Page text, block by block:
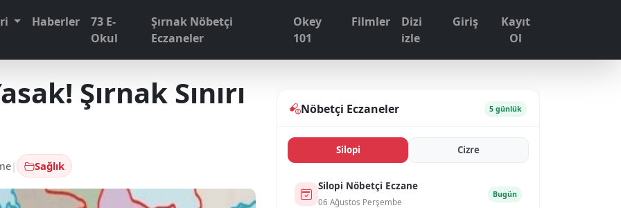
Haberler
73 E-
Okul
Şırnak Nöbetçi
Eczaneler
Okey
101
Filmler
Dizi
izle
Giriş
Kayıt
Ol
Şırnak Sınırı
| Sağlık
Nöbetçi Eczaneler 5 günlük
Si̇lopi̇ Ci̇zre
Si̇lopi̇ Nöbetçi Eczane
06 Ağustos Perşembe
Bugün